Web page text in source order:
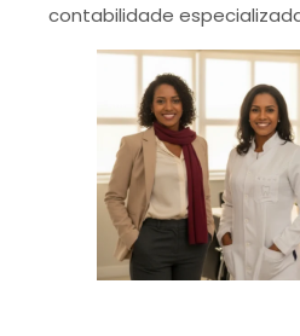
contabilidade